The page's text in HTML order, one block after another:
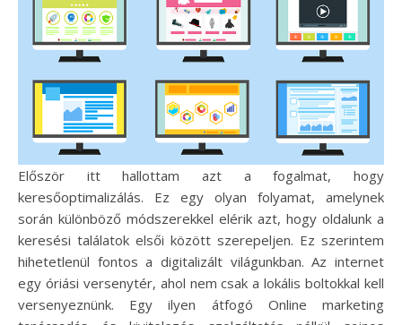
Először itt hallottam azt a fogalmat, hogy
keresőoptimalizálás. Ez egy olyan folyamat, amelynek
során különböző módszerekkel elérik azt, hogy oldalunk a
keresési találatok elsői között szerepeljen. Ez szerintem
hihetetlenül fontos a digitalizált világunkban. Az internet
egy óriási versenytér, ahol nem csak a lokális boltokkal kell
versenyeznünk. Egy ilyen átfogó Online marketing